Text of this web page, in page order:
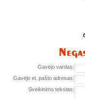
Gavėjo vardas:
Gavėjo el. pašto adresas:
Sveikinimo tekstas: